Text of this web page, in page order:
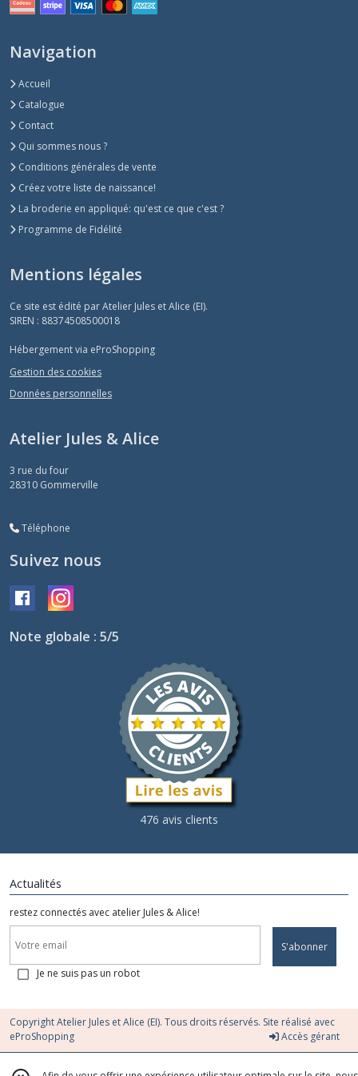
Navigation
Accueil
Catalogue
Contact
Qui sommes nous ?
Conditions générales de vente
Créez votre liste de naissance!
La broderie en appliqué: qu'est ce que c'est ?
Programme de Fidélité
Mentions légales
Ce site est édité par Atelier Jules et Alice (EI).
SIREN : 88374508500018
Hébergement via eProShopping
Gestion des cookies
Données personnelles
Atelier Jules & Alice
3 rue du four
28310 Gommerville
Téléphone
Suivez nous
Note globale : 5/5
476 avis clients
Actualités
restez connectés avec atelier Jules & Alice!
S'abonner
Je ne suis pas un robot
Copyright Atelier Jules et Alice (EI). Tous droits réservés. Site réalisé avec
eProShopping
Accès gérant